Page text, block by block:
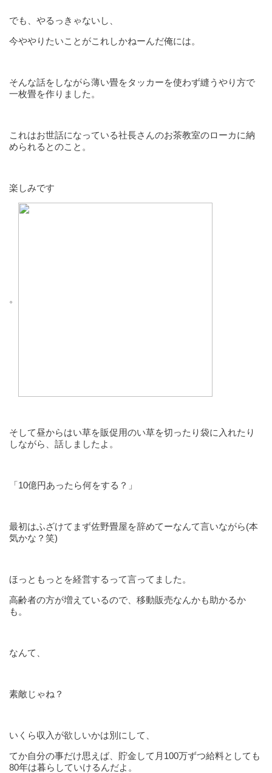
でも、やるっきゃないし、
今ややりたいことがこれしかねーんだ俺には。
そんな話をしながら薄い畳をタッカーを使わず縫うやり方で
一枚畳を作りました。
これはお世話になっている社長さんのお茶教室のローカに納
められるとのこと。
楽しみです
。
そして昼からはい草を販促用のい草を切ったり袋に入れたり
しながら、話しましたよ。
「10億円あったら何をする？」
最初はふざけてまず佐野畳屋を辞めてーなんて言いながら(本
気かな？笑)
ほっともっとを経営するって言ってました。
高齢者の方が増えているので、移動販売なんかも助かるか
も。
なんて、
素敵じゃね？
いくら収入が欲しいかは別にして、
てか自分の事だけ思えば、貯金して月100万ずつ給料としても
80年は暮らしていけるんだよ。